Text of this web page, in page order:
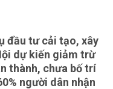
đầu tư cải tạo, xây
dự kiến giảm trừ
thành, chưa bố trí
người dân nhận